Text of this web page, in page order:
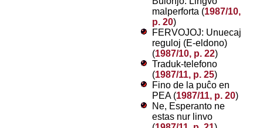
malperforta (1987/10,
p. 20)
FERVOJOJ: Unuecaj
reguloj (E-eldono)
(1987/10, p. 22)
Traduk-telefono
(1987/11, p. 25)
Fino de la puĉo en
PEA (1987/11, p. 20)
Ne, Esperanto ne
estas nur linvo